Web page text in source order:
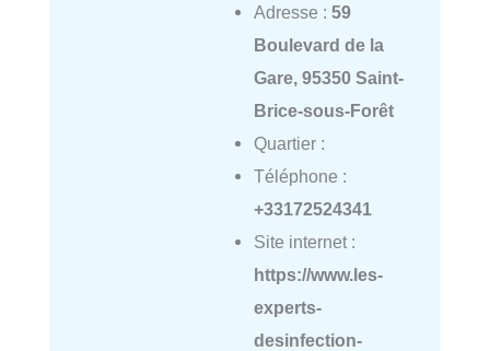
Adresse : 59
Boulevard de la
Gare, 95350 Saint-
Brice-sous-Forêt
Quartier :
Téléphone :
+33172524341
Site internet :
https://www.les-
experts-
desinfection-